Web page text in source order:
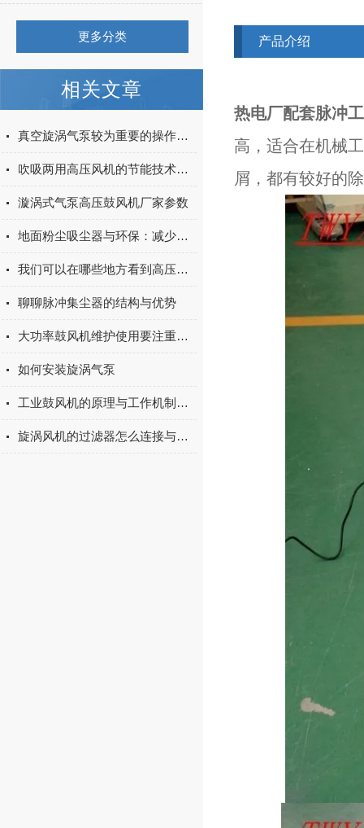
更多分类
相关文章
真空旋涡气泵较为重要的操作要领解读
吹吸两用高压风机的节能技术与环保设计
漩涡式气泵高压鼓风机厂家参数
地面粉尘吸尘器与环保：减少空气污染的关键
我们可以在哪些地方看到高压风机风刀
聊聊脉冲集尘器的结构与优势
大功率鼓风机维护使用要注重些什么？
如何安装旋涡气泵
工业鼓风机的原理与工作机制解析
旋涡风机的过滤器怎么连接与使用
产品介绍
热电厂配套脉冲
高，适合在机械
屑，都有较好的